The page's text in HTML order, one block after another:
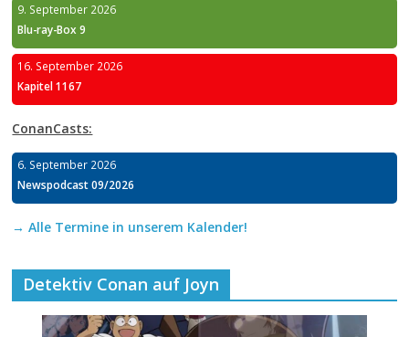
9. September 2026
Blu-ray-Box 9
16. September 2026
Kapitel 1167
ConanCasts:
6. September 2026
Newspodcast 09/2026
→ Alle Termine in unserem Kalender!
Detektiv Conan auf Joyn